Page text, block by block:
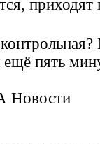
приходят
ещё пять
Новости